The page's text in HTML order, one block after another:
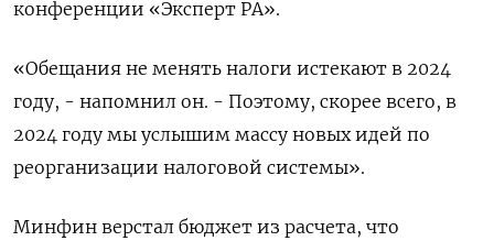
конференции «Эксперт РА».
«Обещания не менять налоги истекают в 2024
году, - напомнил он. - Поэтому, скорее всего, в
2024 году мы услышим массу новых идей по
реорганизации налоговой системы».
Минфин верстал бюджет из расчета, что